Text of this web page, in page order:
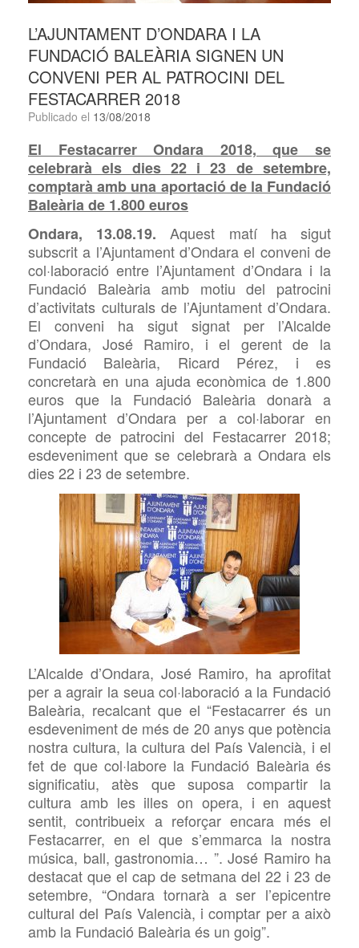
L’AJUNTAMENT D’ONDARA I LA
FUNDACIÓ BALEÀRIA SIGNEN UN
CONVENI PER AL PATROCINI DEL
FESTACARRER 2018
Publicado el 13/08/2018
El Festacarrer Ondara 2018, que se
celebrarà els dies 22 i 23 de setembre,
comptarà amb una aportació de la Fundació
Baleària de 1.800 euros
Ondara, 13.08.19.Aquest matí ha sigut
subscrit a l’Ajuntament d’Ondara el conveni de
col·laboració entre l’Ajuntament d’Ondara i la
Fundació Baleària amb motiu del patrocini
d’activitats culturals de l’Ajuntament d’Ondara.
El conveni ha sigut signat per l’Alcalde
d’Ondara, José Ramiro, i el gerent de la
Fundació Baleària, Ricard Pérez, i es
concretarà en una ajuda econòmica de 1.800
euros que la Fundació Baleària donarà a
l’Ajuntament d’Ondara per a col·laborar en
concepte de patrocini del Festacarrer 2018;
esdeveniment que se celebrarà a Ondara els
dies 22 i 23 de setembre.
L’Alcalde d’Ondara, José Ramiro, ha aprofitat
per a agrair la seua col·laboració a la Fundació
Baleària, recalcant que el “Festacarrer és un
esdeveniment de més de 20 anys que potència
nostra cultura, la cultura del País Valencià, i el
fet de que col·labore la Fundació Baleària és
significatiu, atès que suposa compartir la
cultura amb les illes on opera, i en aquest
sentit, contribueix a reforçar encara més el
Festacarrer, en el que s’emmarca la nostra
música, ball, gastronomia… ”. José Ramiro ha
destacat que el cap de setmana del 22 i 23 de
setembre, “Ondara tornarà a ser l’epicentre
cultural del País Valencià, i comptar per a això
amb la Fundació Baleària és un goig”.